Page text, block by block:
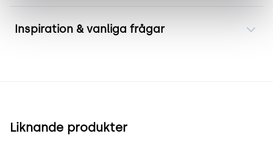
Inspiration & vanliga frågar
Liknande produkter